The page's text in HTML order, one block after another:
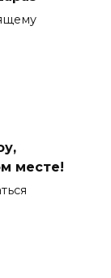
месте!